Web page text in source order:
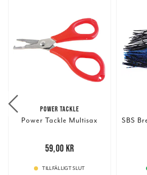
POWER TACKLE
Power Tackle Multisax
59,00 kr
59,00 kr
TILLFÄLLIGT SLUT
SBS